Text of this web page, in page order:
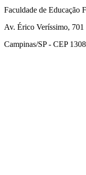
Faculdade de
Av. Érico Veríssimo,
Campinas/SP - CEP